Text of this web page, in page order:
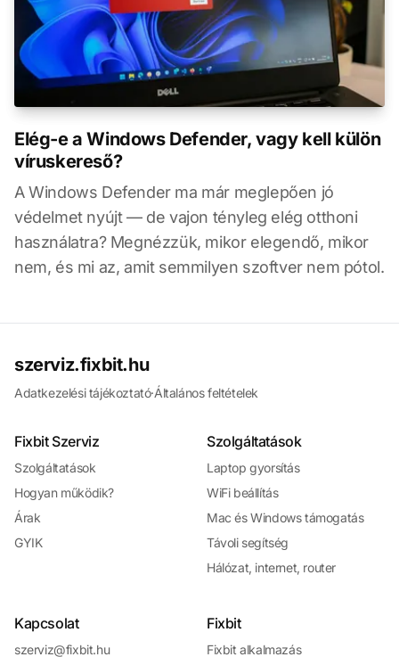
Elég-e a Windows Defender, vagy kell külön
víruskereső?
A Windows Defender ma már meglepően jó
védelmet nyújt — de vajon tényleg elég otthoni
használatra? Megnézzük, mikor elegendő, mikor
nem, és mi az, amit semmilyen szoftver nem pótol.
szerviz.fixbit.hu
Adatkezelési tájékoztató·Általános feltételek
Fixbit Szerviz
Szolgáltatások
Hogyan működik?
Árak
GYIK
Szolgáltatások
Laptop gyorsítás
WiFi beállítás
Mac és Windows támogatás
Távoli segítség
Hálózat, internet, router
Kapcsolat
szerviz@fixbit.hu
Fixbit
Fixbit alkalmazás